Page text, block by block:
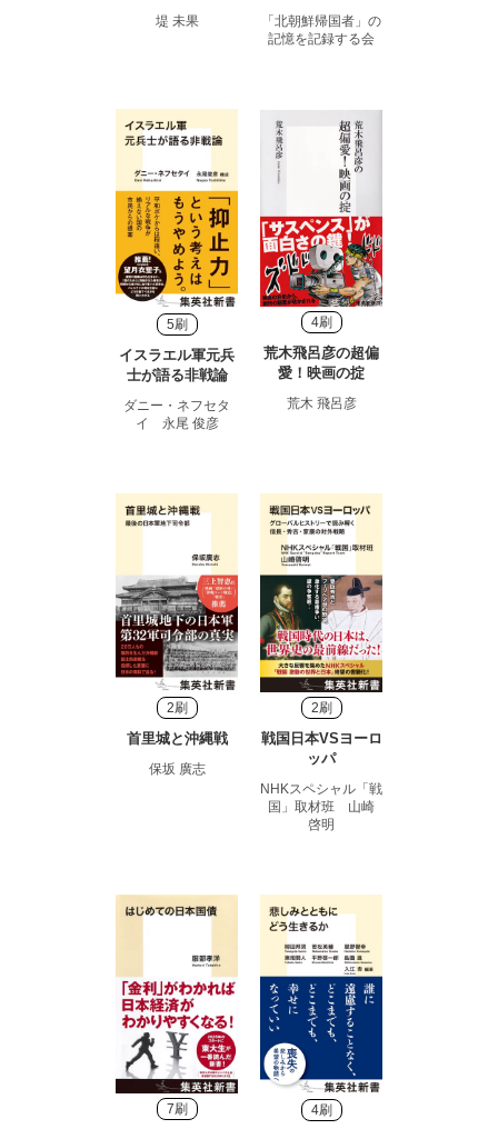
堤 未果
「北朝鮮帰国者」の
記憶を記録する会
5刷
イスラエル軍元兵
士が語る非戦論
ダニー・ネフセタ
イ 永尾 俊彦
4刷
荒木飛呂彦の超偏
愛！映画の掟
荒木 飛呂彦
2刷
首里城と沖縄戦
保坂 廣志
2刷
戦国日本VSヨーロ
ッパ
NHKスペシャル「戦
国」取材班 山崎
啓明
7刷 4刷